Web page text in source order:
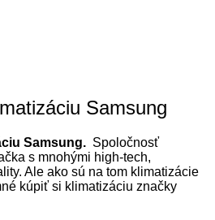
Samsung
Samsung. Spoločnosť
s mnohými high-tech,
Ale ako sú na tom klimatizácie
kúpiť si klimatizáciu značky